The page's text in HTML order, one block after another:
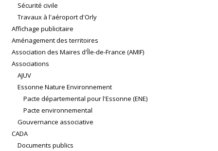
Sécurité civile
Travaux à l'aéroport d'Orly
Affichage publicitaire
Aménagement des territoires
Association des Maires d'Île-de-France (AMIF)
Associations
AJUV
Essonne Nature Environnement
Pacte départemental pour l'Essonne (ENE)
Pacte environnemental
Gouvernance associative
CADA
Documents publics